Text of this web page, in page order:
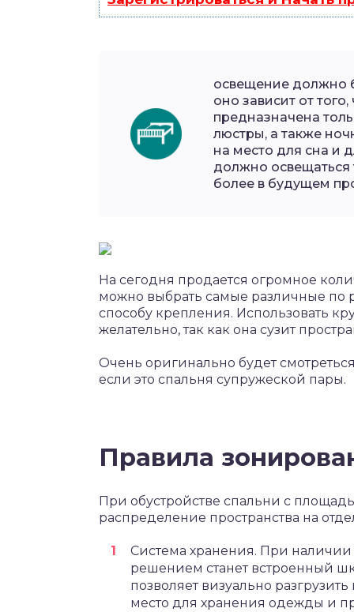
освещение должно
оно зависит от
предназначена
люстры, а также
на место для сна и
должно освещаться
более в будущем
На сегодня продается огромное
можно выбрать самые различные по
способу крепления. Использовать
желательно, так как она сузит
Очень оригинально будет
если это спальня супружеской пары.
Правила
При обустройстве спальни с
распределение пространства на
Система хранения. При
решением станет встроенный
позволяет визуально
место для хранения одежды и